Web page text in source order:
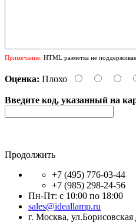
Примечание: HTML разметка не
Оценка: Плохо
Введите код, указанный на
Продолжить
+7 (495) 776-03-44
+7 (985) 298-24-56
Пн-Пт: с 10:00 по 18:00
sales@ideallamp.ru
г. Москва,